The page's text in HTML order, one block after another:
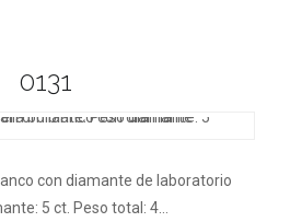
0131
con diamante de laboratorio
5 ct. Peso total: 4…